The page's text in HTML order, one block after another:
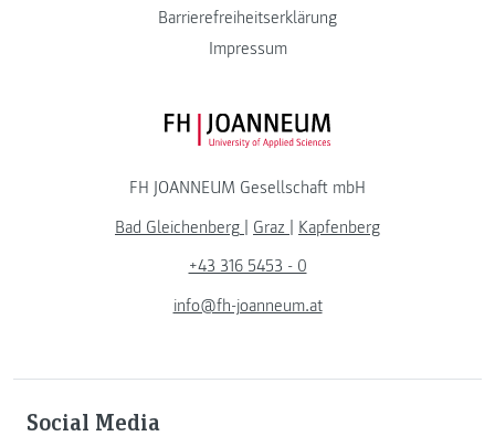
Barrierefreiheitserklärung
Impressum
FH JOANNEUM Logo
FH JOANNEUM Gesellschaft mbH
Bad Gleichenberg | Graz | Kapfenberg
+43 316 5453 - 0
info@fh-joanneum.at
Social Media